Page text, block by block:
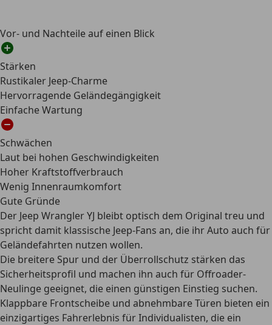
Vor- und Nachteile auf einen Blick
Stärken
Rustikaler Jeep-Charme
Hervorragende Geländegängigkeit
Einfache Wartung
Schwächen
Laut bei hohen Geschwindigkeiten
Hoher Kraftstoffverbrauch
Wenig Innenraumkomfort
Gute Gründe
Der Jeep Wrangler YJ bleibt optisch dem Original treu und
spricht damit klassische Jeep-Fans an, die ihr Auto auch für
Geländefahrten nutzen wollen.
Die breitere Spur und der Überrollschutz stärken das
Sicherheitsprofil und machen ihn auch für Offroader-
Neulinge geeignet, die einen günstigen Einstieg suchen.
Klappbare Frontscheibe und abnehmbare Türen bieten ein
einzigartiges Fahrerlebnis für Individualisten, die ein